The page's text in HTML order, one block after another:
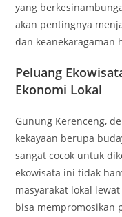
yang
akan pentingnya
dan keanekaragaman
Peluang
Ekonomi Lokal
Gunung Kerenceng,
kekayaan berupa
sangat cocok untuk
ekowisata ini tidak
masyarakat lokal
bisa mempromosikan